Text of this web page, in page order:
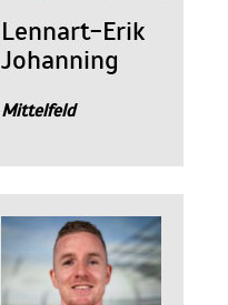
Lennart-Erik
Johanning
Mittelfeld